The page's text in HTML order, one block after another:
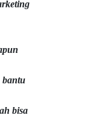
bantu
bisa